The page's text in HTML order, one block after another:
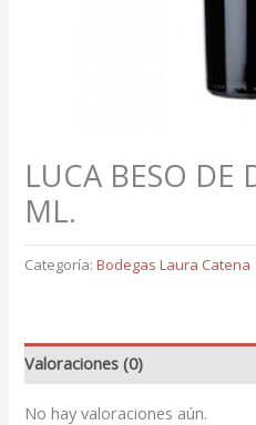
LUCA BESO DE
ML.
Categoría:Bodegas Laura Catena
Valoraciones (0)
No hay valoraciones aún.